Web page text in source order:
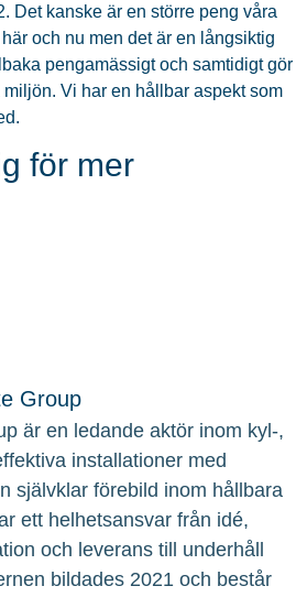
Det kanske är en större peng våra
och nu men det är en långsiktig
pengamässigt och samtidigt gör
Vi har en hållbar aspekt som
för mer
Group
är en ledande aktör inom kyl-,
installationer med
självklar förebild inom hållbara
ett helhetsansvar från idé,
och leverans till underhåll
bildades 2021 och består